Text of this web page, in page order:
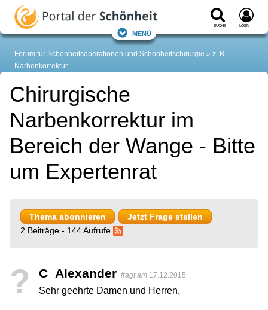
Suche Login
Menü
Forum für Schönheitsoperationen und Schönheitschirurgie
z. B.
Narbenkorrektur
Chirurgische
Narbenkorrektur im
Bereich der Wange - Bitte
um Expertenrat
Thema abonnieren
Jetzt Frage stellen
2 Beiträge - 144 Aufrufe
? C_Alexander fragt am 17.12.2015
Sehr geehrte Damen und Herren,